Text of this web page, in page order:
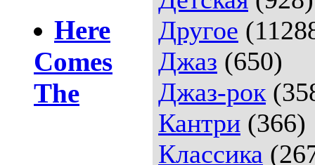
Другое
Джаз (650)
Джаз-рок
Кантри (366)
Классика
Here
Comes
The